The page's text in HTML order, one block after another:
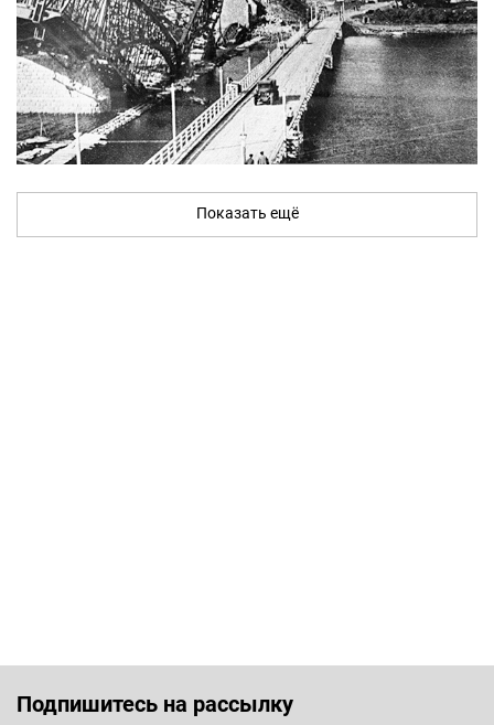
Показать ещё
Подпишитесь на рассылку